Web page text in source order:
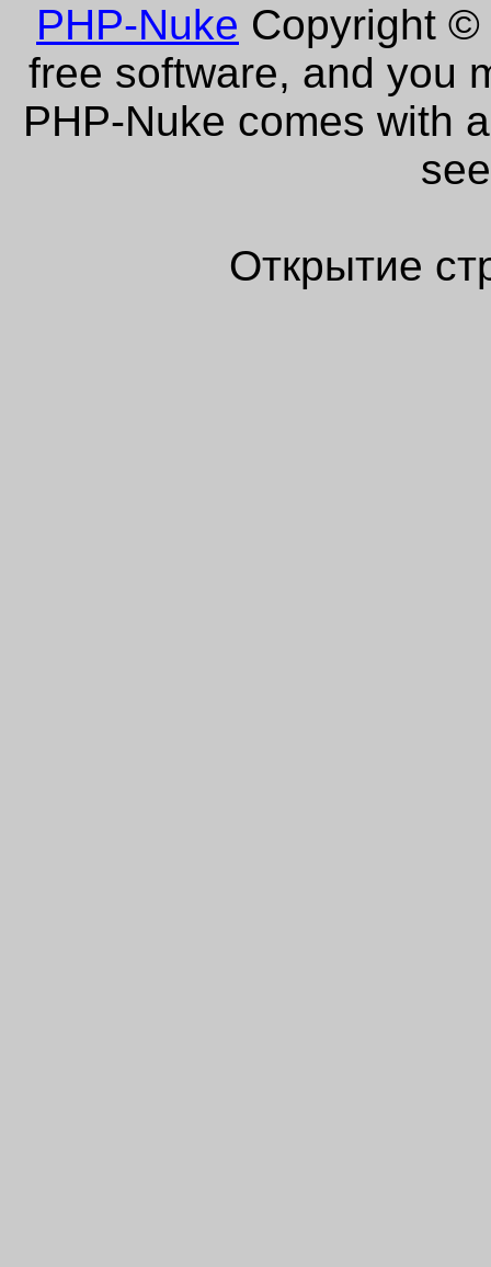
PHP-Nuke Copyright ©
free software, and you
PHP-Nuke comes with
Открытие